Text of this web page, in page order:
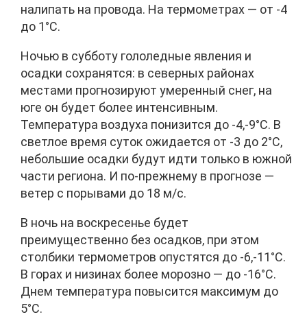
налипать на провода. На термометрах — от -4
до 1°C.
Ночью в субботу гололедные явления и
осадки сохранятся: в северных районах
местами прогнозируют умеренный снег, на
юге он будет более интенсивным.
Температура воздуха понизится до -4,-9°C. В
светлое время суток ожидается от -3 до 2°C,
небольшие осадки будут идти только в южной
части региона. И по-прежнему в прогнозе —
ветер с порывами до 18 м/с.
В ночь на воскресенье будет
преимущественно без осадков, при этом
столбики термометров опустятся до -6,-11°C.
В горах и низинах более морозно — до -16°C.
Днем температура повысится максимум до
5°C.